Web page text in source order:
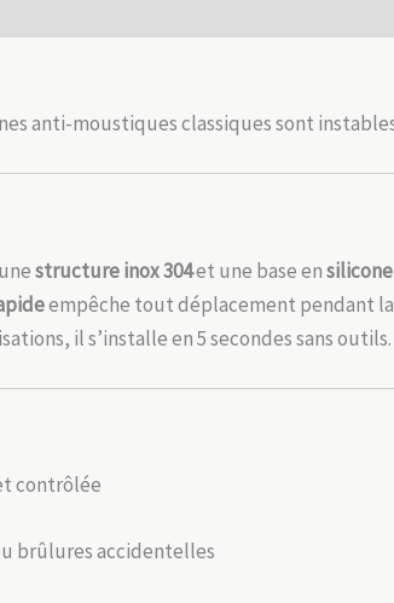
anti-moustiques classiques sont
structure inox 304et une base en
empêche tout déplacement pendant
il s’installe en 5 secondes sans outils.
contrôlée
brûlures accidentelles